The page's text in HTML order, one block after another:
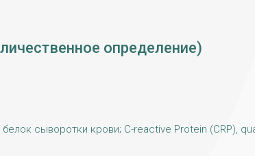
определение)
сыворотки крови; C-reactive Protein (CRP),